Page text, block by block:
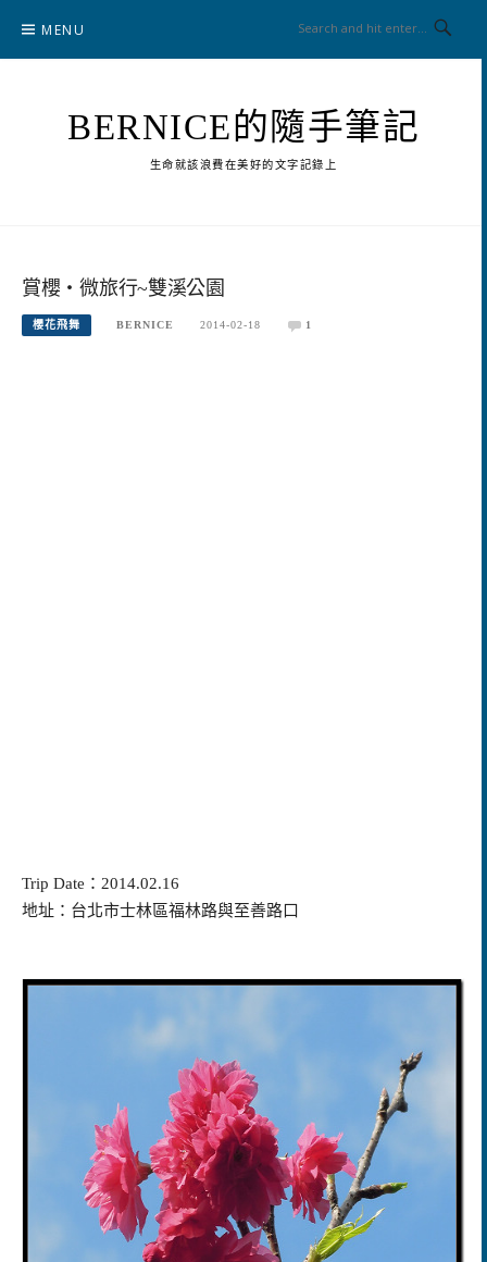
content
MENU
BERNICE的隨手筆記
生命就該浪費在美好的文字記錄上
賞櫻‧微旅行~雙溪公園
櫻花飛舞 BERNICE 2014-02-18 1
Trip Date：2014.02.16
地址：台北市士林區福林路與至善路口